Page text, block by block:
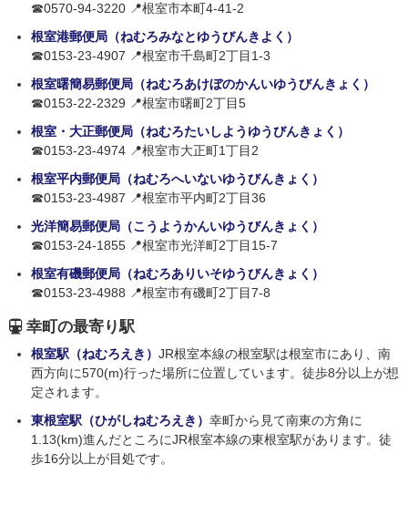
☎0570-94-3220 📍根室市本町4-41-2
根室港郵便局（ねむろみなとゆうびんきよく）
☎0153-23-4907 📍根室市千島町2丁目1-3
根室曙簡易郵便局（ねむろあけぼのかんいゆうびんきょく）
☎0153-22-2329 📍根室市曙町2丁目5
根室・大正郵便局（ねむろたいしようゆうびんきょく）
☎0153-23-4974 📍根室市大正町1丁目2
根室平内郵便局（ねむろへいないゆうびんきょく）
☎0153-23-4987 📍根室市平内町2丁目36
光洋簡易郵便局（こうようかんいゆうびんきょく）
☎0153-24-1855 📍根室市光洋町2丁目15-7
根室有磯郵便局（ねむろありいそゆうびんきょく）
☎0153-23-4988 📍根室市有磯町2丁目7-8
幸町の最寄り駅
根室駅（ねむろえき） JR根室本線の根室駅は根室市にあり、南
西方向に570(m)行った場所に位置しています。徒歩8分以上が想
定されます。
東根室駅（ひがしねむろえき） 幸町から見て南東の方角に
1.13(km)進んだところにJR根室本線の東根室駅があります。徒
歩16分以上が目処です。